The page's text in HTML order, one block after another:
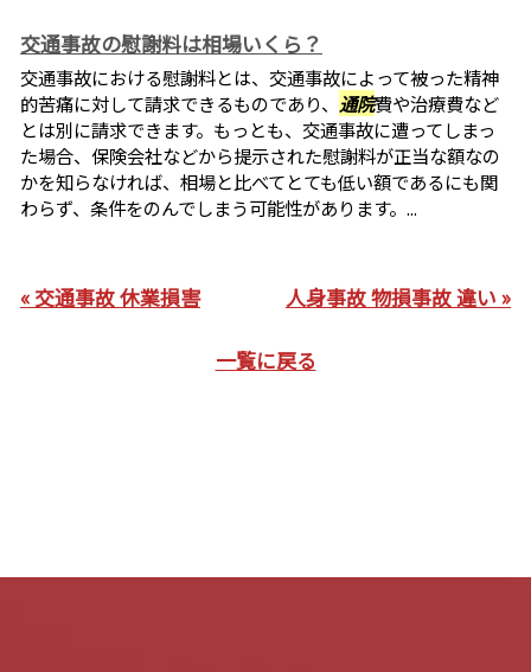
交通事故の慰謝料は相場いくら？
交通事故における慰謝料とは、交通事故によって被った精神
的苦痛に対して請求できるものであり、 通院費や治療費など
とは別に請求できます。もっとも、交通事故に遭ってしまっ
た場合、保険会社などから提示された慰謝料が正当な額なの
かを知らなければ、相場と比べてとても低い額であるにも関
わらず、条件をのんでしまう可能性があります。...
« 交通事故 休業損害 人身事故 物損事故 違い »
一覧に戻る